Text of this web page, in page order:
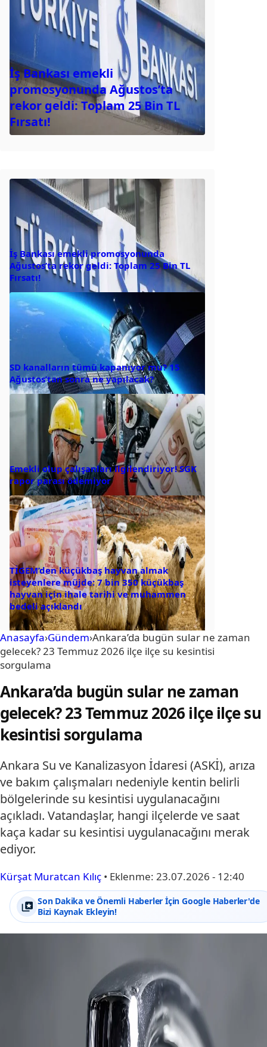
İş Bankası emekli
promosyonunda Ağustos’ta
rekor geldi: Toplam 25 Bin TL
Fırsatı!
İş Bankası emekli promosyonunda
Ağustos’ta rekor geldi: Toplam 25 Bin TL
Fırsatı!
SD kanalların tümü kapanıyor mu? 15
Ağustos’tan sonra ne yapılacak?
Emekli olup çalışanları ilgilendiriyor! SGK
rapor parası ödemiyor
TİGEM’den küçükbaş hayvan almak
isteyenlere müjde: 7 bin 350 küçükbaş
hayvan için ihale tarihi ve muhammen
bedeli açıklandı
Anasayfa›Gündem›Ankara’da bugün sular ne zaman
gelecek? 23 Temmuz 2026 ilçe ilçe su kesintisi
sorgulama
Ankara’da bugün sular ne zaman
gelecek? 23 Temmuz 2026 ilçe ilçe su
kesintisi sorgulama
Ankara Su ve Kanalizasyon İdaresi (ASKİ), arıza
ve bakım çalışmaları nedeniyle kentin belirli
bölgelerinde su kesintisi uygulanacağını
açıkladı. Vatandaşlar, hangi ilçelerde ve saat
kaça kadar su kesintisi uygulanacağını merak
ediyor.
Kürşat Muratcan Kılıç • Eklenme: 23.07.2026 - 12:40
Son Dakika ve Önemli Haberler İçin Google Haberler'de
Bizi Kaynak Ekleyin!